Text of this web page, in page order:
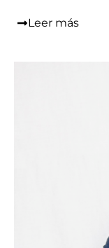
Leer más